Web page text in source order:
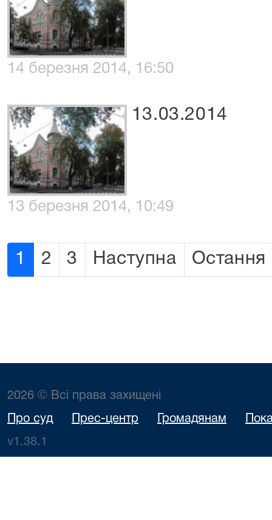
14 березня 2014, 16:50
13.03.2014
13 березня 2014, 10:49
1 2 3 Наступна Остання
2026 © Всі права захищені
Про суд Прес-центр Громадянам
v1.38.1